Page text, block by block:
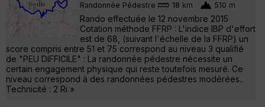
Randonnée Pédestre 18 km 510 m
Rando effectuée le 12 novembre 2015
Cotation méthode FFRP : L'indice IBP d'effort
est de 68, (suivant l'échelle de la FFRP) un
score compris entre 51 et 75 correspond au niveau 3 qualifié
de "PEU DIFFICILE" : La randonnée pédestre nécessite un
certain engagement physique qui reste toutefois mesuré. Ce
niveau correspond à des randonnées pédestres modérées..
Technicité : 2 Ri »